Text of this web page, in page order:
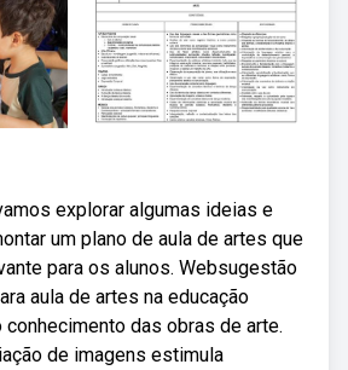
explorar algumas ideias e
um plano de aula de artes que
para os alunos. Websugestão
aula de artes na educação
conhecimento das obras de arte.
de imagens estimula